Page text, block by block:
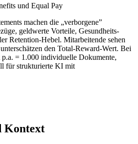
und Equal Pay
machen die „verborgene”
geldwerte Vorteile, Gesundheits-
Retention-Hebel. Mitarbeitende sehen
den Total-Reward-Wert. Bei
= 1.000 individuelle Dokumente,
für strukturierte KI mit
Kontext